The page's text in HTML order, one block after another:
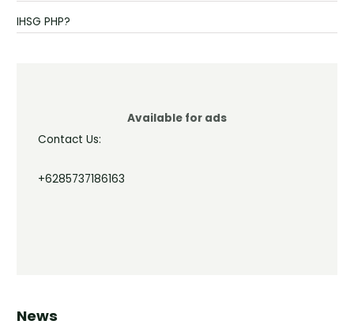
IHSG PHP?
Available for ads
Contact Us:
+6285737186163
News